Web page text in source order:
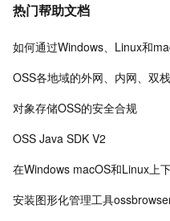
热门帮助文档
OSS各地域的外网、内网、双
对象存储OSS的安全合规
OSS Java SDK V2
安装图形化管理工具